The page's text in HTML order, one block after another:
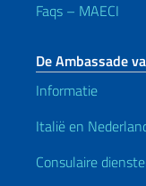
Faqs – MAECI
De Ambassade
Informatie
Italië en
Consulaire